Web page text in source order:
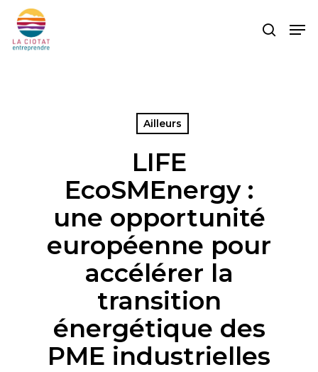
main
search
Ailleurs
LIFE
EcoSMEnergy :
une opportunité
européenne pour
accélérer la
transition
énergétique des
PME industrielles